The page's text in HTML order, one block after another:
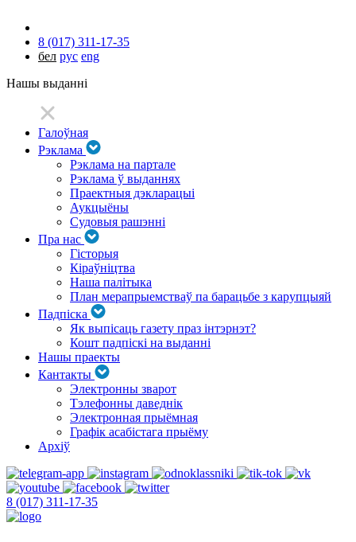
8 (017) 311-17-35
бел рус eng
Нашы выданні
Галоўная
Рэклама
Рэклама на партале
Рэклама ў выданнях
Праектныя дэкларацыі
Аукцыёны
Судовыя рашэнні
Пра нас
Гісторыя
Кіраўніцтва
Наша палітыка
План мерапрыемстваў па барацьбе з карупцыяй
Падпіска
Як выпісаць газету праз інтэрнэт?
Кошт падпіскі на выданні
Нашы праекты
Кантакты
Электронны зварот
Тэлефонны даведнік
Электронная прыёмная
Графік асабістага прыёму
Архіў
8 (017) 311-17-35